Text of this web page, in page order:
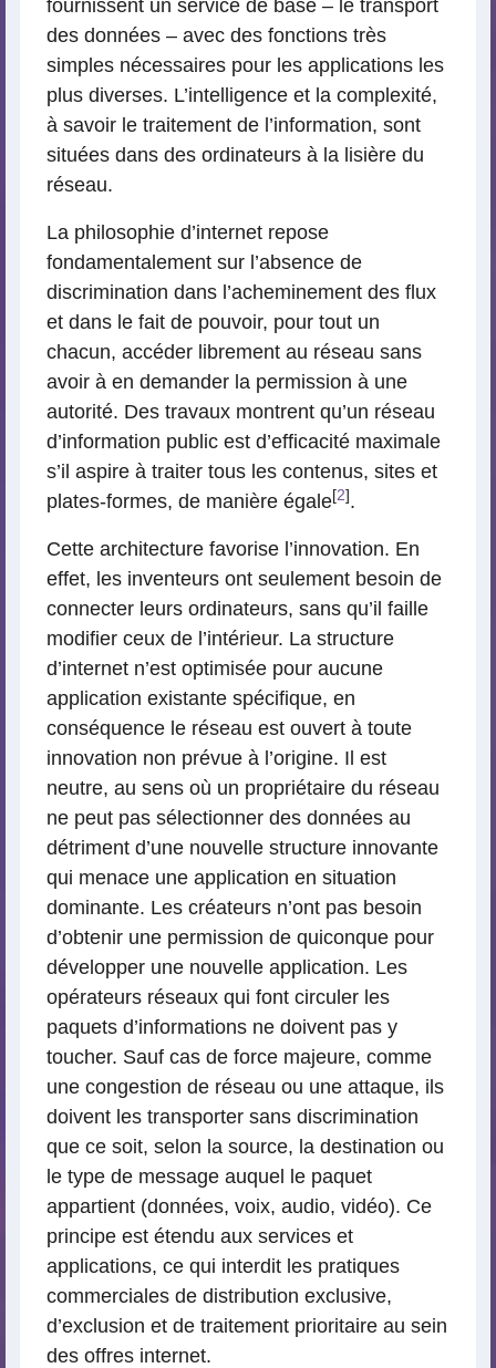
fournissent un service de base – le transport
des données – avec des fonctions très
simples nécessaires pour les applications les
plus diverses. L’intelligence et la complexité,
à savoir le traitement de l’information, sont
situées dans des ordinateurs à la lisière du
réseau.
La philosophie d’internet repose
fondamentalement sur l’absence de
discrimination dans l’acheminement des flux
et dans le fait de pouvoir, pour tout un
chacun, accéder librement au réseau sans
avoir à en demander la permission à une
autorité. Des travaux montrent qu’un réseau
d’information public est d’efficacité maximale
s’il aspire à traiter tous les contenus, sites et
plates-formes, de manière égale[2] .
Cette architecture favorise l’innovation. En
effet, les inventeurs ont seulement besoin de
connecter leurs ordinateurs, sans qu’il faille
modifier ceux de l’intérieur. La structure
d’internet n’est optimisée pour aucune
application existante spécifique, en
conséquence le réseau est ouvert à toute
innovation non prévue à l’origine. Il est
neutre, au sens où un propriétaire du réseau
ne peut pas sélectionner des données au
détriment d’une nouvelle structure innovante
qui menace une application en situation
dominante. Les créateurs n’ont pas besoin
d’obtenir une permission de quiconque pour
développer une nouvelle application. Les
opérateurs réseaux qui font circuler les
paquets d’informations ne doivent pas y
toucher. Sauf cas de force majeure, comme
une congestion de réseau ou une attaque, ils
doivent les transporter sans discrimination
que ce soit, selon la source, la destination ou
le type de message auquel le paquet
appartient (données, voix, audio, vidéo). Ce
principe est étendu aux services et
applications, ce qui interdit les pratiques
commerciales de distribution exclusive,
d’exclusion et de traitement prioritaire au sein
des offres internet.